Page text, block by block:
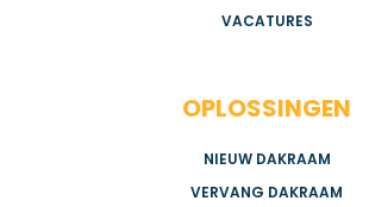
VACATURES
OPLOSSINGEN
NIEUW DAKRAAM
VERVANG DAKRAAM